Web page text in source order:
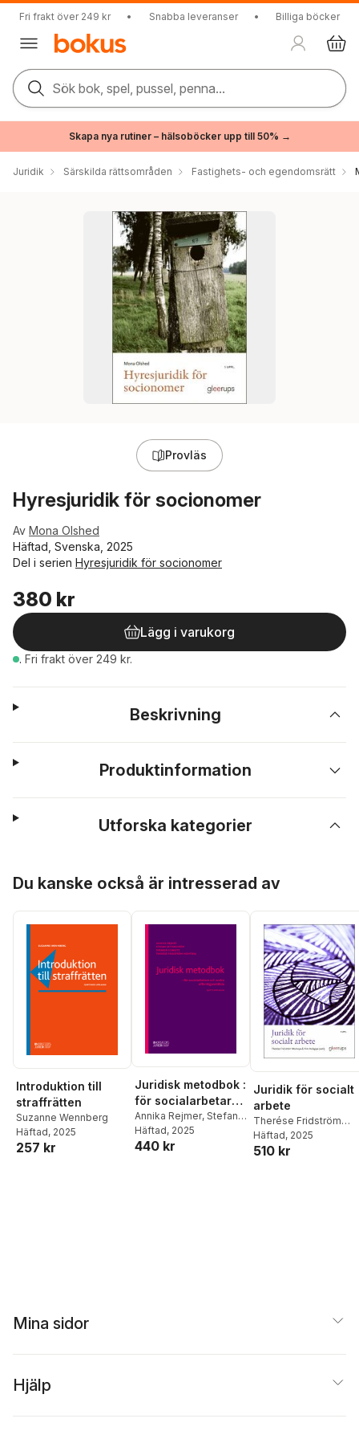
Fri frakt över 249 kr • Snabba leveranser • Billiga böcker
Sök bok, spel, pussel, penna...
Skapa nya rutiner – hälsoböcker upp till 50% →
Juridik Särskilda rättsområden Fastighets- och egendomsrätt
Provläs
Hyresjuridik för socionomer
Av Mona Olshed
Häftad, Svenska, 2025
Del i serien Hyresjuridik för socionomer
380 kr
Lägg i varukorg
. Fri frakt över 249 kr.
Beskrivning
Produktinformation
Utforska kategorier
Du kanske också är intresserad av
Introduktion till
straffrätten
Suzanne Wennberg
Häftad, 2025
257 kr
Juridisk metodbok :
för socialarbetare
och andra
offentliganställda
Annika Rejmer, Stefan
Zetterström,
Scheutz,
Häftad, 2025
440 kr
Juridik för socialt
arbete
Therése Fridström
Montoya (red)
Holappa (red)
Häftad, 2025
510 kr
Mina sidor
Hjälp